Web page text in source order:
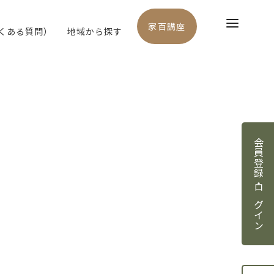
会員登録・ログイン
ある質問） 地域から探す 家百講座